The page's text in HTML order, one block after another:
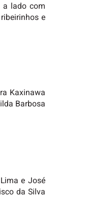
a lado com
e
Kaxinawa
Barbosa
e José
da Silva